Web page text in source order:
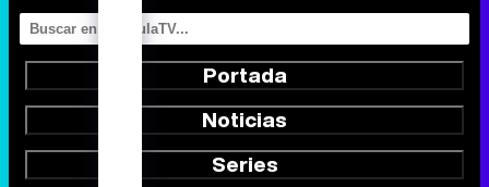
Portada
Noticias
Series